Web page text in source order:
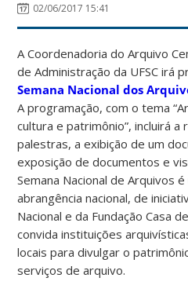
02/06/2017 15:41
A Coordenadoria do Arquivo
de Administração da UFSC irá
Semana Nacional dos
A programação, com o tema
cultura e patrimônio”, incluirá a
palestras, a exibição de um
exposição de documentos e
Semana Nacional de Arquivos
abrangência nacional, de
Nacional e da Fundação Casa
convida instituições
locais para divulgar o
serviços de arquivo.